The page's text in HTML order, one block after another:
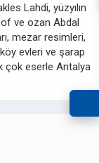
Lahdi, yüzyılın
ve ozan Abdal
mezar resimleri,
evleri ve şarap
çok eserle Antalya